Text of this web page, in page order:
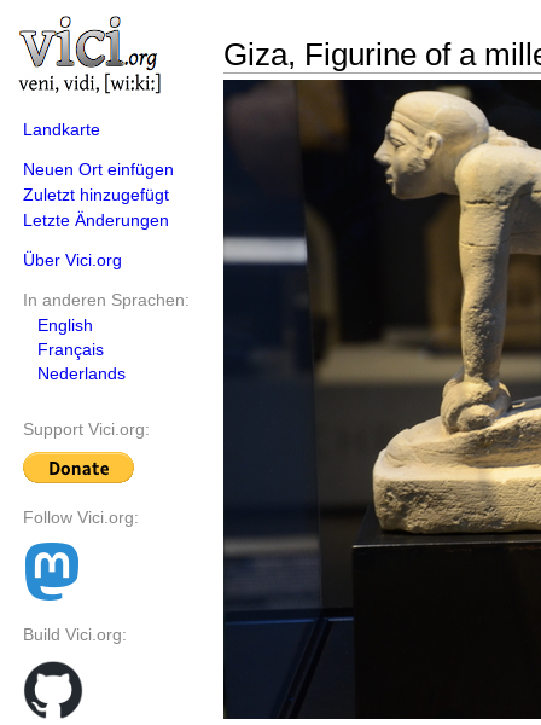
Landkarte
Neuen Ort einfügen
Zuletzt hinzugefügt
Letzte Änderungen
Über Vici.org
In anderen Sprachen:
English
Français
Nederlands
Support Vici.org:
Follow Vici.org:
Build Vici.org:
Giza, Figurine of a